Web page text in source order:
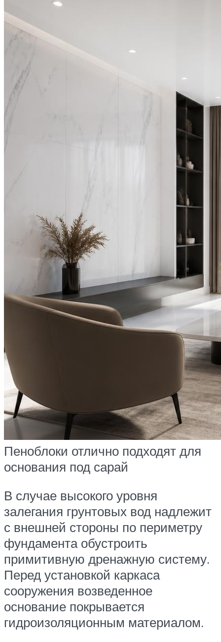
Пеноблоки отлично подходят для
основания под сарай
В случае высокого уровня
залегания грунтовых вод надлежит
с внешней стороны по периметру
фундамента обустроить
примитивную дренажную систему.
Перед установкой каркаса
сооружения возведенное
основание покрывается
гидроизоляционным материалом.